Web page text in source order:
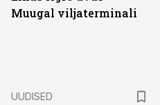
Muugal viljaterminali
UUDISED